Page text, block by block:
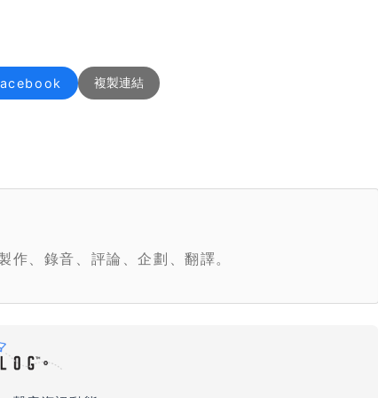
複製連結
作、錄音、評論、企劃、翻譯。